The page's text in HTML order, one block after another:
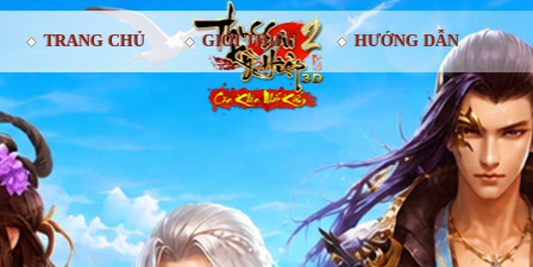
TRANG CHỦ GIỚI THIỆU HƯỚNG DẪN